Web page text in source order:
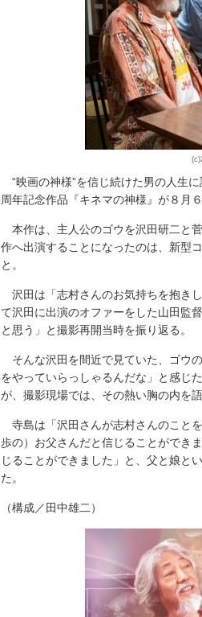
“映画の神様”を信じ続けた男の人生
周年記念作品『キネマの神様』が８月
本作は、主人公のゴウを沢田研二と
作へ出演することになったのは、新型
と。
沢田は「志村さんのお気持ちを抱き
て沢田に出演のオファーをした山田監
と思う」と撮影再開当時を振り返る。
そんな沢田を間近で見ていた、ゴウ
をやっていらっしゃるんだな」と感じ
が、撮影現場では、その熱い胸の内を
寺島は「沢田さんが志村さんのこと
歩の）お父さんだと信じることができ
じることができました」と、父と娘と
た。
（構成／田中雄二）